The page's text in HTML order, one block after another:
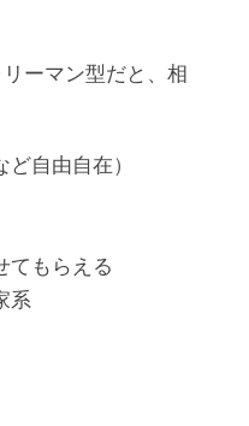
ーマン型だと、相
自由自在）
てもらえる
系